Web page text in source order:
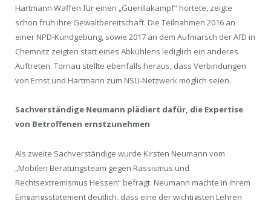
Hartmann Waffen für einen „Guerillakampf“ hortete, zeigte
schon früh ihre Gewaltbereitschaft. Die Teilnahmen 2016 an
einer NPD-Kundgebung, sowie 2017 an dem Aufmarsch der AfD in
Chemnitz zeigten statt eines Abkühlens lediglich ein anderes
Auftreten. Tornau stellte ebenfalls heraus, dass Verbindungen
von Ernst und Hartmann zum NSU-Netzwerk möglich seien.
Sachverständige Neumann plädiert dafür, die Expertise
von Betroffenen ernstzunehmen
Als zweite Sachverständige wurde Kirsten Neumann vom
„Mobilen Beratungsteam gegen Rassismus und
Rechtsextremismus Hessen“ befragt. Neumann machte in ihrem
Eingangsstatement deutlich, dass eine der wichtigsten Lehren